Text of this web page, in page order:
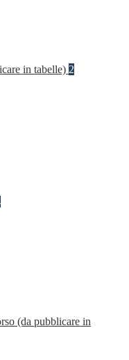
in tabelle) 2
(da pubblicare in